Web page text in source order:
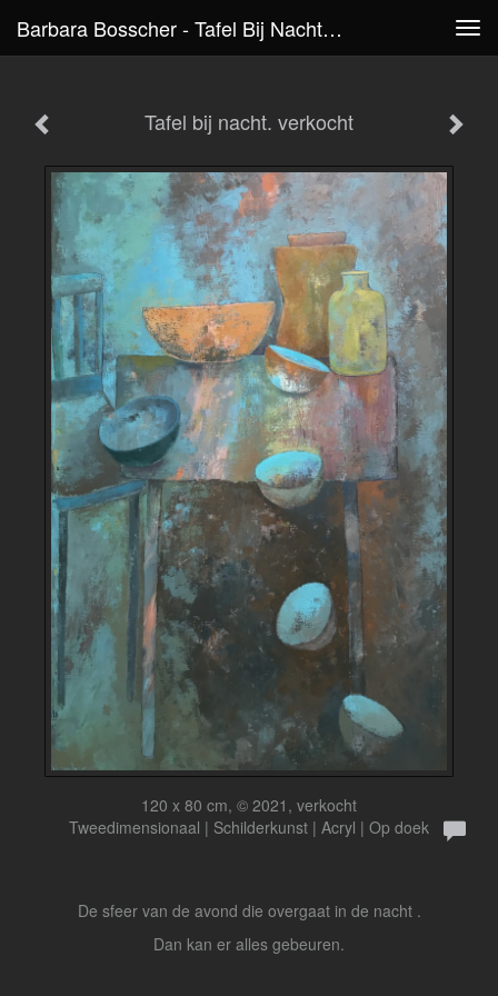
Barbara Bosscher - Tafel Bij Nacht. Verkocht
Tafel bij nacht. verkocht
120 x 80 cm, © 2021, verkocht
Tweedimensionaal | Schilderkunst | Acryl | Op doek
De sfeer van de avond die overgaat in de nacht .
Dan kan er alles gebeuren.